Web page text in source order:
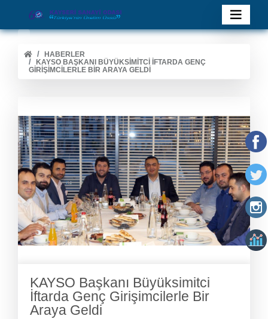
HABERLER
KAYSO BAŞKANI BÜYÜKSIMITCI İFTARDA GENÇ
GIRIŞIMCILERLE BIR ARAYA GELDI
KAYSO Başkanı Büyüksimitci
İftarda Genç Girişimcilerle Bir
Araya Geldi